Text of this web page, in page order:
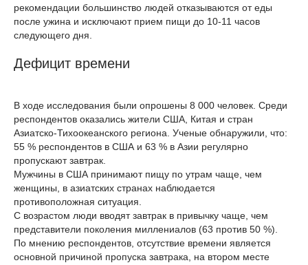
рекомендации большинство людей отказываются от еды
после ужина и исключают прием пищи до 10-11 часов
следующего дня.
Дефицит времени
В ходе исследования были опрошены 8 000 человек. Среди
респондентов оказались жители США, Китая и стран
Азиатско-Тихоокеанского региона. Ученые обнаружили, что:
55 % респондентов в США и 63 % в Азии регулярно
пропускают завтрак.
Мужчины в США принимают пищу по утрам чаще, чем
женщины, в азиатских странах наблюдается
противоположная ситуация.
С возрастом люди вводят завтрак в привычку чаще, чем
представители поколения миллениалов (63 против 50 %).
По мнению респондентов, отсутствие времени является
основной причиной пропуска завтрака, на втором месте